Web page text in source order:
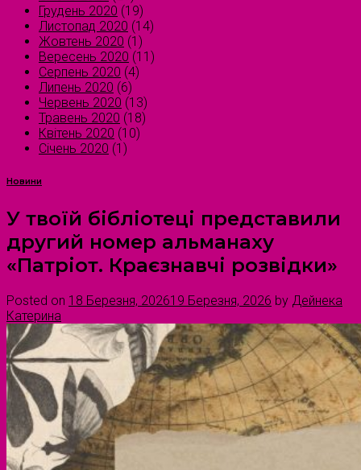
Грудень 2020 (19)
Листопад 2020 (14)
Жовтень 2020 (1)
Вересень 2020 (11)
Серпень 2020 (4)
Липень 2020 (6)
Червень 2020 (13)
Травень 2020 (18)
Квітень 2020 (10)
Січень 2020 (1)
Новини
У твоїй бібліотеці представили
другий номер альманаху
«Патріот. Краєзнавчі розвідки»
Posted on 18 Березня, 202619 Березня, 2026 by Дейнека
Катерина